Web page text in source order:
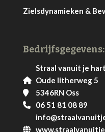
Zielsdynamieken &
Bedrijfsgegevens:
Straal vanuit je hart
Oude litherweg 5
5346RN Oss
06 51 81 08 89